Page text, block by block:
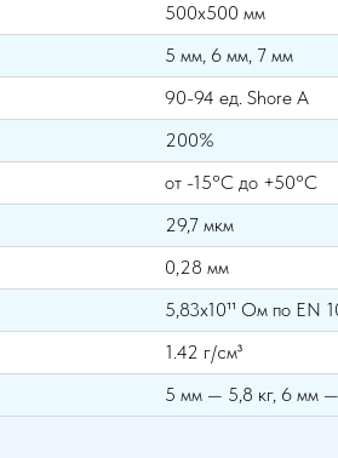
500х500 мм
5 мм, 6 мм, 7 мм
90-94 ед. Shore A
200%
от -15°С до +50°С
29,7 мкм
0,28 мм
5,83х10¹¹ Ом по EN
1.42 г/см³
5 мм — 5,8 кг, 6 мм